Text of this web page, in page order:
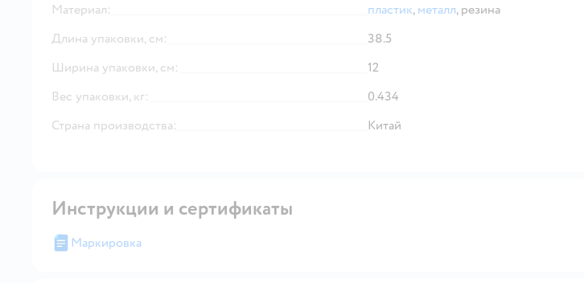
Материал:
пластик, металл, резина
Длина упаковки, см:
38.5
Ширина упаковки, см:
12
Вес упаковки, кг:
0.434
Страна производства:
Китай
Инструкции и сертификаты
Маркировка